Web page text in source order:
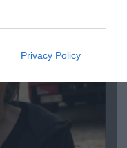
Privacy Policy